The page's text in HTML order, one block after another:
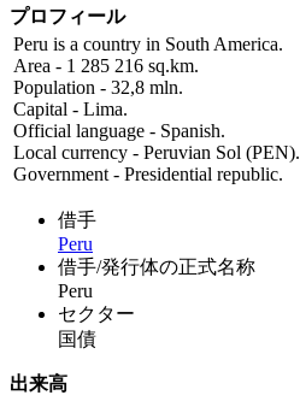
プロフィール
Peru is a country in South America.
Area - 1 285 216 sq.km.
Population - 32,8 mln.
Capital - Lima.
Official language - Spanish.
Local currency - Peruvian Sol (PEN).
Government - Presidential republic.
借手
Peru
借手/発行体の正式名称
Peru
セクター
国債
出来高